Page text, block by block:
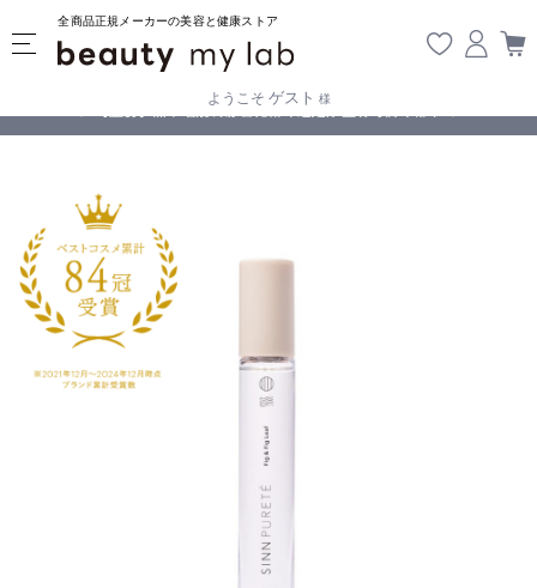
全商品正規メーカーの美容と健康ストア
ようこそ ゲスト 様
【重要】熊本地震の影響により遅延が生じております